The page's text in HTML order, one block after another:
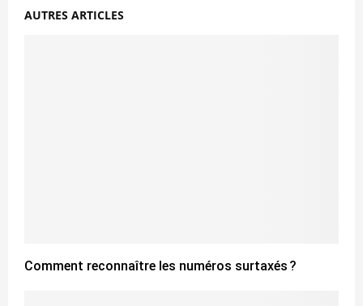
AUTRES ARTICLES
Comment reconnaître les numéros surtaxés ?